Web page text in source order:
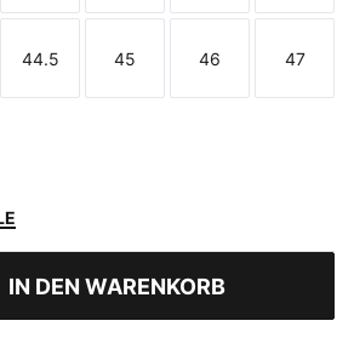
Größe
44.5
Größe
45
Größe
46
Größe
47
IN DEN WARENKORB